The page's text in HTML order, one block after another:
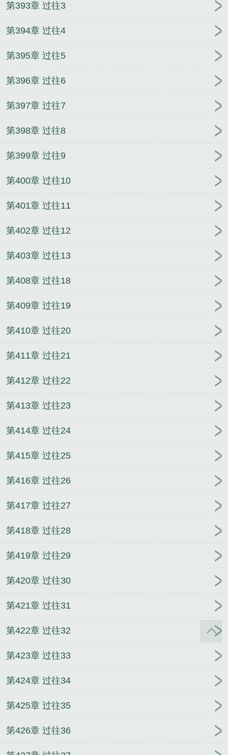
第393章 过往3
第394章 过往4
第395章 过往5
第396章 过往6
第397章 过往7
第398章 过往8
第399章 过往9
第400章 过往10
第401章 过往11
第402章 过往12
第403章 过往13
第408章 过往18
第409章 过往19
第410章 过往20
第411章 过往21
第412章 过往22
第413章 过往23
第414章 过往24
第415章 过往25
第416章 过往26
第417章 过往27
第418章 过往28
第419章 过往29
第420章 过往30
第421章 过往31
第422章 过往32
第423章 过往33
第424章 过往34
第425章 过往35
第426章 过往36